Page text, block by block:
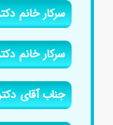
سرکار خانم
سرکار خانم
جناب آقای